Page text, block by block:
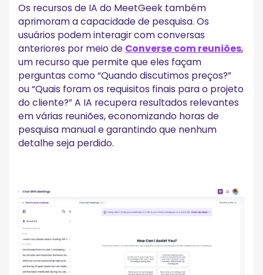
Os recursos de IA do MeetGeek também
aprimoram a capacidade de pesquisa. Os
usuários podem interagir com conversas
anteriores por meio de Converse com reuniões,
um recurso que permite que eles façam
perguntas como “Quando discutimos preços?”
ou “Quais foram os requisitos finais para o projeto
do cliente?” A IA recupera resultados relevantes
em várias reuniões, economizando horas de
pesquisa manual e garantindo que nenhum
detalhe seja perdido.